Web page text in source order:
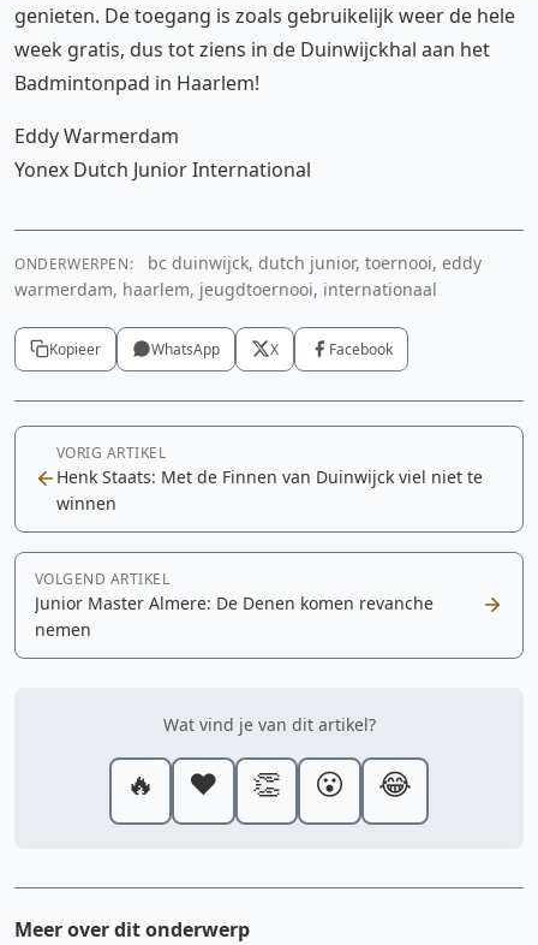
genieten. De toegang is zoals gebruikelijk weer de hele
week gratis, dus tot ziens in de Duinwijckhal aan het
Badmintonpad in Haarlem!
Eddy Warmerdam
Yonex Dutch Junior International
ONDERWERPEN:
bc duinwijck, dutch junior, toernooi, eddy
warmerdam, haarlem, jeugdtoernooi, internationaal
Kopieer WhatsApp X Facebook
VORIG ARTIKEL
Henk Staats: Met de Finnen van Duinwijck viel niet te
winnen
VOLGEND ARTIKEL
Junior Master Almere: De Denen komen revanche
nemen
Wat vind je van dit artikel?
🔥 ❤️ 👏 😮 😂
Meer over dit onderwerp